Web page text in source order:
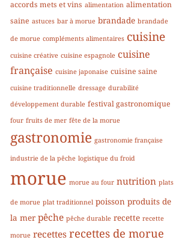
accords mets et vins alimentation alimentation
saine astuces bar à morue brandade brandade
de morue compléments alimentaires cuisine
cuisine créative cuisine espagnole cuisine
française cuisine japonaise cuisine saine
cuisine traditionnelle dressage durabilité
développement durable festival gastronomique
four fruits de mer fête de la morue
gastronomie gastronomie française
industrie de la pêche logistique du froid
morue morue au four nutrition plats
de morue plat traditionnel poisson produits de
la mer pêche pêche durable recette recette
morue recettes recettes de morue